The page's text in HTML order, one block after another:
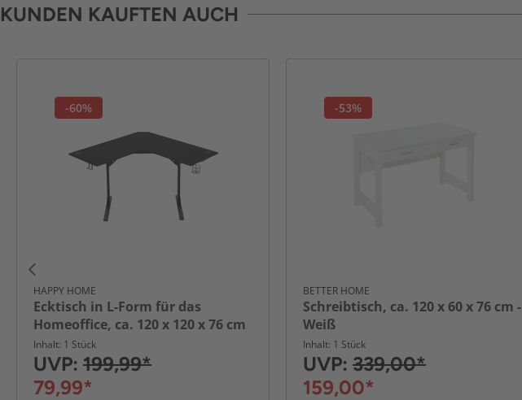
KUNDEN KAUFTEN AUCH
-60%
HAPPY HOME
Ecktisch in L-Form für das
Homeoffice, ca. 120 x 120 x 76 cm
– Schwarz
Inhalt: 1 Stück
UVP: 199,99*
79,99*
-53%
BETTER HOME
Schreibtisch, ca. 120 x 60 x 76 cm -
Weiß
Inhalt: 1 Stück
UVP: 339,00*
159,00*